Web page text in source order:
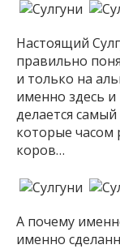
Настоящий
правильно
и только на
именно здесь
делается
которые часом
коров…
А почему
именно